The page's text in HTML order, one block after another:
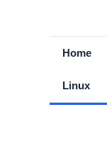
Home
Linux